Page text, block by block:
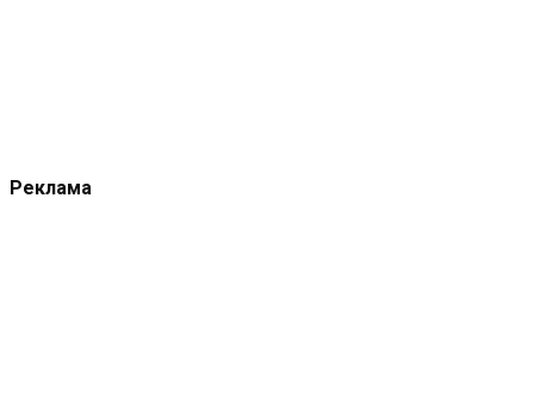
Реклама